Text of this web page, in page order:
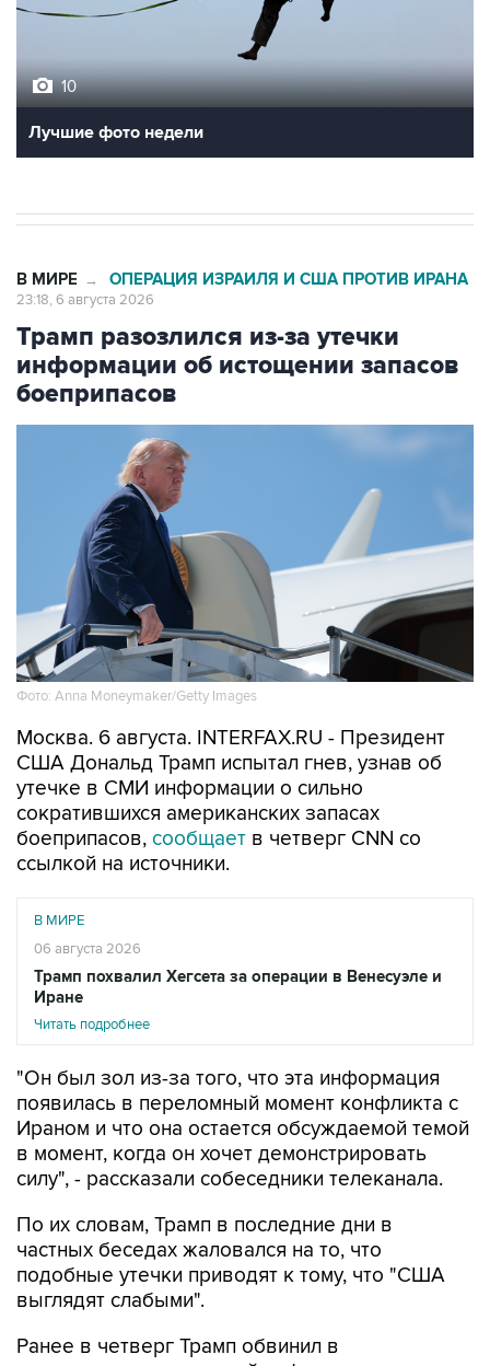
10
Лучшие фото недели
В МИРЕ → ОПЕРАЦИЯ ИЗРАИЛЯ И США ПРОТИВ ИРАНА
23:18, 6 августа 2026
Трамп разозлился из-за утечки
информации об истощении запасов
боеприпасов
Фото: Anna Moneymaker/Getty Images
Москва. 6 августа. INTERFAX.RU - Президент
США Дональд Трамп испытал гнев, узнав об
утечке в СМИ информации о сильно
сократившихся американских запасах
боеприпасов, сообщает в четверг CNN со
ссылкой на источники.
В МИРЕ
06 августа 2026
Трамп похвалил Хегсета за операции в Венесуэле и
Иране
Читать подробнее
"Он был зол из-за того, что эта информация
появилась в переломный момент конфликта с
Ираном и что она остается обсуждаемой темой
в момент, когда он хочет демонстрировать
силу", - рассказали собеседники телеканала.
По их словам, Трамп в последние дни в
частных беседах жаловался на то, что
подобные утечки приводят к тому, что "США
выглядят слабыми".
Ранее в четверг Трамп обвинил в